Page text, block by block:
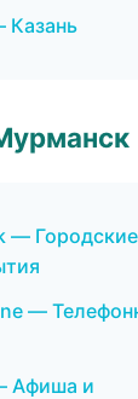
Казань
— Городские
—
Афиша и